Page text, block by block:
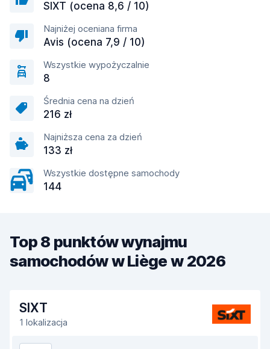
SIXT (ocena 8,6 / 10)
Najniżej oceniana firma
Avis (ocena 7,9 / 10)
Wszystkie wypożyczalnie
8
Średnia cena na dzień
216 zł
Najniższa cena za dzień
133 zł
Wszystkie dostępne samochody
144
Top 8 punktów wynajmu
samochodów w Liège w 2026
SIXT
1 lokalizacja